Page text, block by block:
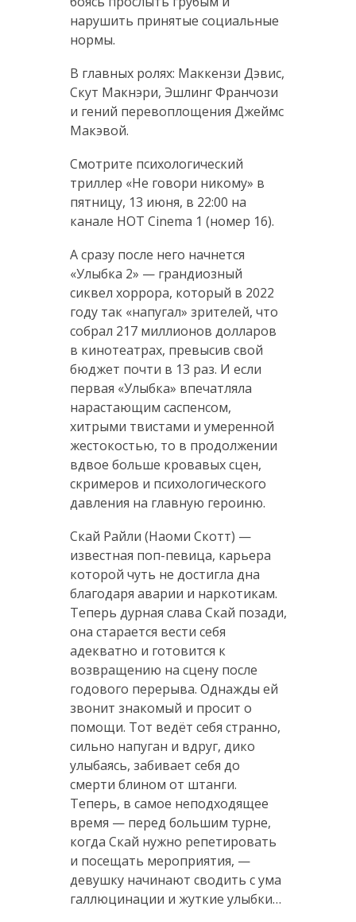
нарушить принятые социальные
нормы.
В главных ролях: Маккензи Дэвис,
Скут Макнэри, Эшлинг Франчози
и гений перевоплощения Джеймс
Макэвой.
Смотрите психологический
триллер «Не говори никому» в
пятницу, 13 июня, в 22:00 на
канале HOT Cinema 1 (номер 16).
А сразу после него начнется
«Улыбка 2» — грандиозный
сиквел хоррора, который в 2022
году так «напугал» зрителей, что
собрал 217 миллионов долларов
в кинотеатрах, превысив свой
бюджет почти в 13 раз. И если
первая «Улыбка» впечатляла
нарастающим саспенсом,
хитрыми твистами и умеренной
жестокостью, то в продолжении
вдвое больше кровавых сцен,
скримеров и психологического
давления на главную героиню.
Скай Райли (Наоми Скотт) —
известная поп-певица, карьера
которой чуть не достигла дна
благодаря аварии и наркотикам.
Теперь дурная слава Скай позади,
она старается вести себя
адекватно и готовится к
возвращению на сцену после
годового перерыва. Однажды ей
звонит знакомый и просит о
помощи. Тот ведёт себя странно,
сильно напуган и вдруг, дико
улыбаясь, забивает себя до
смерти блином от штанги.
Теперь, в самое неподходящее
время — перед большим турне,
когда Скай нужно репетировать
и посещать мероприятия, —
девушку начинают сводить с ума
галлюцинации и жуткие улыбки…